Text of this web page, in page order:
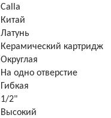
Calla
Китай
Латунь
Керамический картридж
Округлая
На одно отверстие
Гибкая
1/2"
Высокий